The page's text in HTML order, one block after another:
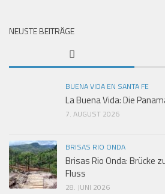
NEUSTE BEITRÄGE
BUENA VIDA EN SANTA FE
La Buena Vida: Die
7. AUGUST 2026
BRISAS RIO ONDA
Brisas Rio Onda: Brücke
Fluss
28. JUNI 2026